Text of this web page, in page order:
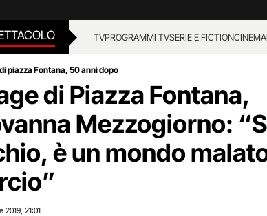
TVPROGRAMMI TVSERIE E FICTIONCINEMA
piazza Fontana, 50 anni dopo
di Piazza Fontana,
Mezzogiorno:
è un mondo
2019 21:01